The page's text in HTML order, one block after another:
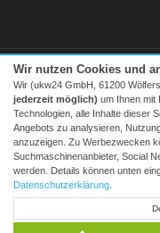
Alle Preise inkl.
* zum Lokaltarif,
Wir nutzen Cookies und
Wir (ukw24 GmbH, 61200
jederzeit möglich) um Ihnen mit
Technologien, alle Inhalte dieser
Angebots zu analysieren,
anzuzeigen. Zu Werbezwecken
Suchmaschinenanbieter, Social
werden. Details können unten
Datenschutzerklärung